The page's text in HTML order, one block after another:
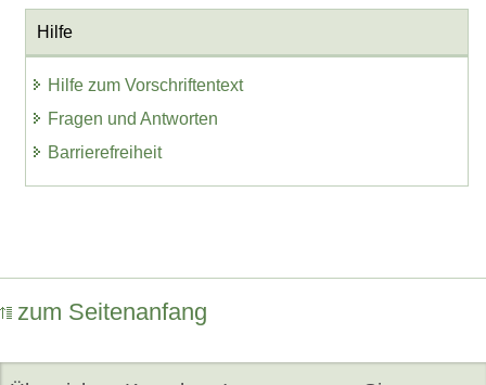
Hilfe
Hilfe zum Vorschriftentext
Fragen und Antworten
Barrierefreiheit
zum Seitenanfang